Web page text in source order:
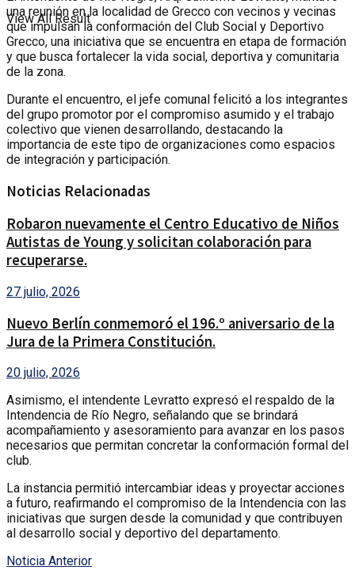
View All Result
una reunión en la localidad de Grecco con vecinos y vecinas
que impulsan la conformación del Club Social y Deportivo
Grecco, una iniciativa que se encuentra en etapa de formación
y que busca fortalecer la vida social, deportiva y comunitaria
de la zona.
Durante el encuentro, el jefe comunal felicitó a los integrantes
del grupo promotor por el compromiso asumido y el trabajo
colectivo que vienen desarrollando, destacando la
importancia de este tipo de organizaciones como espacios
de integración y participación.
Noticias Relacionadas
Robaron nuevamente el Centro Educativo de Niños
Autistas de Young y solicitan colaboración para
recuperarse.
27 julio, 2026
Nuevo Berlín conmemoró el 196.º aniversario de la
Jura de la Primera Constitución.
20 julio, 2026
Asimismo, el intendente Levratto expresó el respaldo de la
Intendencia de Río Negro, señalando que se brindará
acompañamiento y asesoramiento para avanzar en los pasos
necesarios que permitan concretar la conformación formal del
club.
La instancia permitió intercambiar ideas y proyectar acciones
a futuro, reafirmando el compromiso de la Intendencia con las
iniciativas que surgen desde la comunidad y que contribuyen
al desarrollo social y deportivo del departamento.
Noticia Anterior